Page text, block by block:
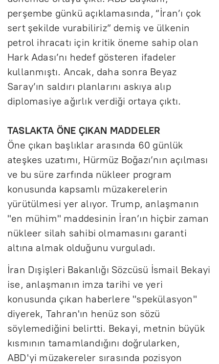
perşembe günkü açıklamasında, “İran’ı çok
sert şekilde vurabiliriz” demiş ve ülkenin
petrol ihracatı için kritik öneme sahip olan
Hark Adası’nı hedef gösteren ifadeler
kullanmıştı. Ancak, daha sonra Beyaz
Saray’ın saldırı planlarını askıya alıp
diplomasiye ağırlık verdiği ortaya çıktı.
TASLAKTA ÖNE ÇIKAN MADDELER
Öne çıkan başlıklar arasında 60 günlük
ateşkes uzatımı, Hürmüz Boğazı’nın açılması
ve bu süre zarfında nükleer program
konusunda kapsamlı müzakerelerin
yürütülmesi yer alıyor. Trump, anlaşmanın
"en mühim" maddesinin İran’ın hiçbir zaman
nükleer silah sahibi olmamasını garanti
altına almak olduğunu vurguladı.
İran Dışişleri Bakanlığı Sözcüsü İsmail Bekayi
ise, anlaşmanın imza tarihi ve yeri
konusunda çıkan haberlere "spekülasyon"
diyerek, Tahran'ın henüz son sözü
söylemediğini belirtti. Bekayi, metnin büyük
kısmının tamamlandığını doğrularken,
ABD'yi müzakereler sırasında pozisyon